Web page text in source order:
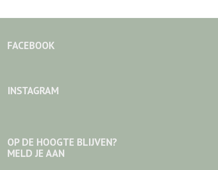
FACEBOOK
INSTAGRAM
OP DE HOOGTE BLIJVEN?
MELD JE AAN